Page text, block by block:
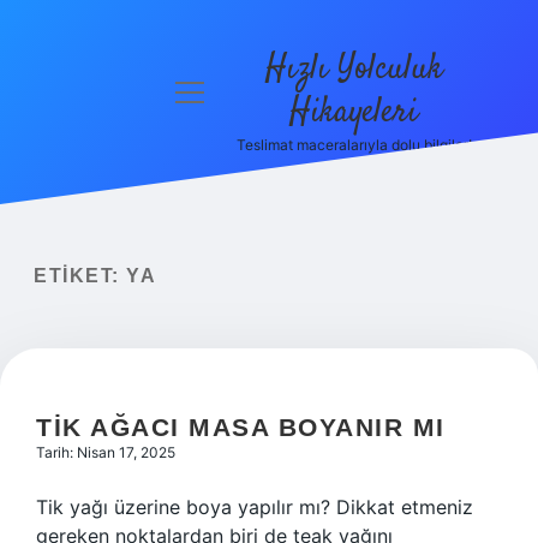
menüyü
Hızlı Yolculuk
Hikayeleri
Teslimat maceralarıyla dolu bilgiler!
ETIKET: YA
TIK AĞACI MASA BOYANIR MI
Tarih: Nisan 17, 2025
Tik yağı üzerine boya yapılır mı? Dikkat etmeniz
gereken noktalardan biri de teak yağını